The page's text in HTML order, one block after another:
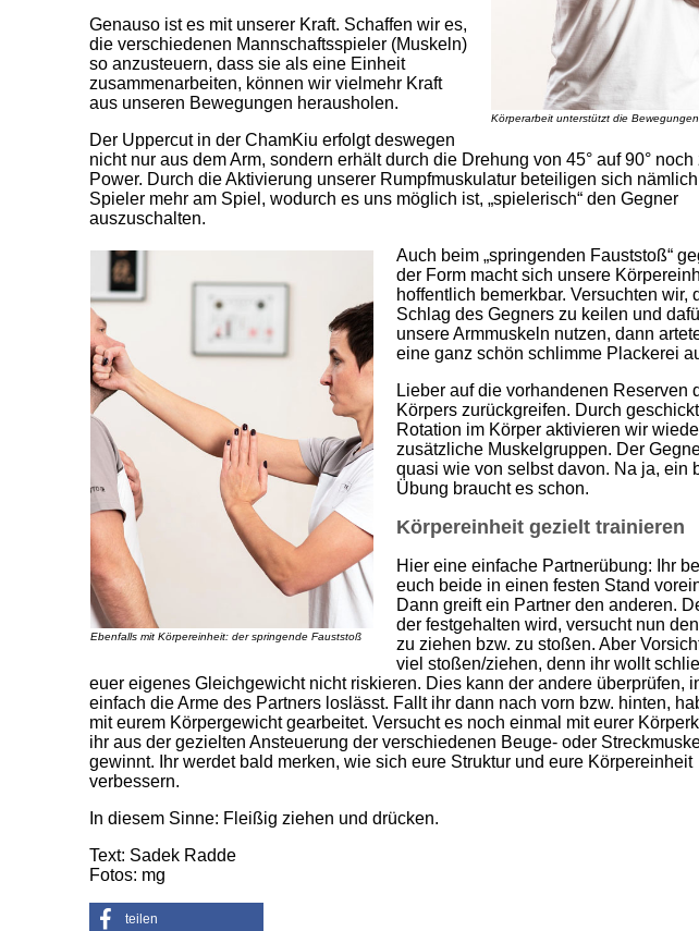
Körperarbeit unterstützt die Bewegungen
Genauso ist es mit unserer Kraft. Schaffen wir es,
die verschiedenen Mannschaftsspieler (Muskeln)
so anzusteuern, dass sie als eine Einheit
zusammenarbeiten, können wir vielmehr Kraft
aus unseren Bewegungen herausholen.
Der Uppercut in der ChamKiu erfolgt deswegen
nicht nur aus dem Arm, sondern erhält durch die Drehung von 45° auf 90°
Power. Durch die Aktivierung unserer Rumpfmuskulatur beteiligen sich
Spieler mehr am Spiel, wodurch es uns möglich ist, „spielerisch“ den Gegner
auszuschalten.
Ebenfalls mit Körpereinheit: der springende Fauststoß
Auch beim „springenden Fauststoß“
der Form macht sich unsere
hoffentlich bemerkbar. Versuchten wir,
Schlag des Gegners zu keilen und
unsere Armmuskeln nutzen, dann
eine ganz schön schlimme Plackerei
Lieber auf die vorhandenen Reserven
Körpers zurückgreifen. Durch
Rotation im Körper aktivieren wir
zusätzliche Muskelgruppen. Der
quasi wie von selbst davon. Na ja, ein
Übung braucht es schon.
Körpereinheit gezielt trainieren
Hier eine einfache Partnerübung: Ihr
euch beide in einen festen Stand
Dann greift ein Partner den anderen.
der festgehalten wird, versucht nun
zu ziehen bzw. zu stoßen. Aber
viel stoßen/ziehen, denn ihr wollt
euer eigenes Gleichgewicht nicht riskieren. Dies kann der andere überprüfen,
einfach die Arme des Partners loslässt. Fallt ihr dann nach vorn bzw. hinten,
mit eurem Körpergewicht gearbeitet. Versucht es noch einmal mit eurer
ihr aus der gezielten Ansteuerung der verschiedenen Beuge- oder
gewinnt. Ihr werdet bald merken, wie sich eure Struktur und eure Körpereinheit
verbessern.
In diesem Sinne: Fleißig ziehen und drücken.
Text: Sadek Radde
Fotos: mg
teilen